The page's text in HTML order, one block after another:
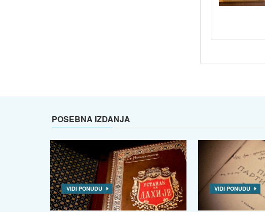
POSEBNA IZDANJA
VIDI PONUDU VIDI PONUDU